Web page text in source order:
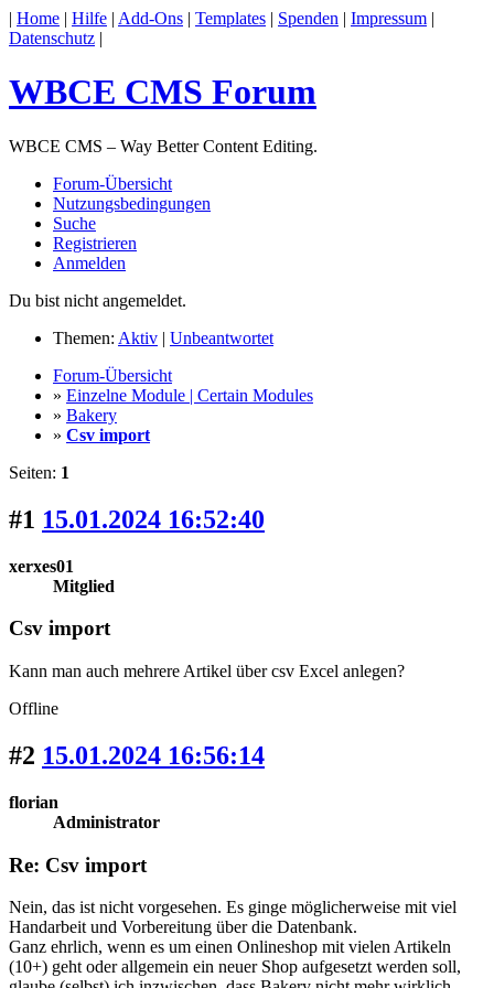
| Home | Hilfe | Add-Ons | Templates | Spenden | Impressum |
Datenschutz |
WBCE CMS Forum
WBCE CMS – Way Better Content Editing.
Forum-Übersicht
Nutzungsbedingungen
Suche
Registrieren
Anmelden
Du bist nicht angemeldet.
Themen: Aktiv | Unbeantwortet
Forum-Übersicht
» Einzelne Module | Certain Modules
» Bakery
» Csv import
Seiten: 1
#1 15.01.2024 16:52:40
xerxes01
Mitglied
Csv import
Kann man auch mehrere Artikel über csv Excel anlegen?
Offline
#2 15.01.2024 16:56:14
florian
Administrator
Re: Csv import
Nein, das ist nicht vorgesehen. Es ginge möglicherweise mit viel
Handarbeit und Vorbereitung über die Datenbank.
Ganz ehrlich, wenn es um einen Onlineshop mit vielen Artikeln
(10+) geht oder allgemein ein neuer Shop aufgesetzt werden soll,